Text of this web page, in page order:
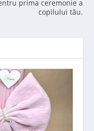
prima ceremonie a
copilului tău.